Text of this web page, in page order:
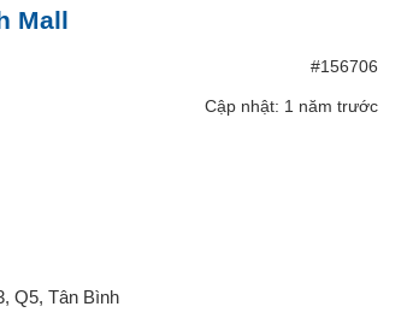
Mall
#156706
Cập nhật: 1 năm trước
Q5, Tân Bình